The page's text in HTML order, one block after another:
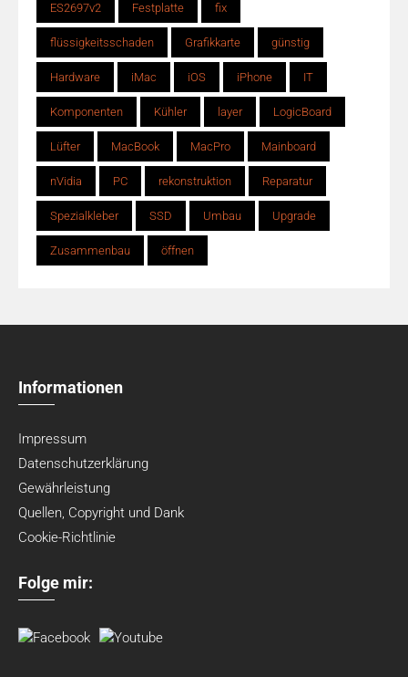
ES2697v2 Festplatte fix
flüssigkeitsschaden Grafikkarte günstig
Hardware iMac iOS iPhone IT
Komponenten Kühler layer LogicBoard
Lüfter MacBook MacPro Mainboard
nVidia PC rekonstruktion Reparatur
Spezialkleber SSD Umbau Upgrade
Zusammenbau öffnen
Informationen
Impressum
Datenschutzerklärung
Gewährleistung
Quellen, Copyright und Dank
Cookie-Richtlinie
Folge mir: